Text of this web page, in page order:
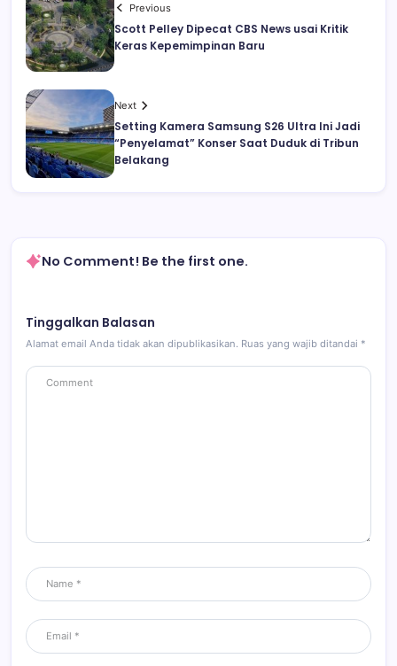
Previous
Scott Pelley Dipecat CBS News usai Kritik
Keras Kepemimpinan Baru
Next
Setting Kamera Samsung S26 Ultra Ini Jadi
“Penyelamat” Konser Saat Duduk di Tribun
Belakang
No Comment! Be the first one.
Tinggalkan Balasan
Alamat email Anda tidak akan dipublikasikan. Ruas yang wajib ditandai *